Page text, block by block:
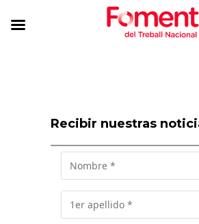
Recibir nuestras